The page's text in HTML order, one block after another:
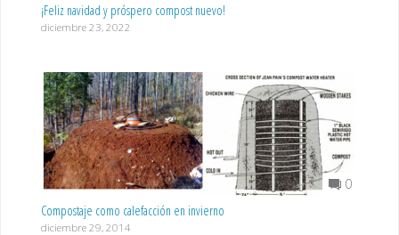
¡Feliz navidad y próspero compost nuevo!
diciembre 23, 2022
0
Compostaje como calefacción en invierno
diciembre 29, 2014